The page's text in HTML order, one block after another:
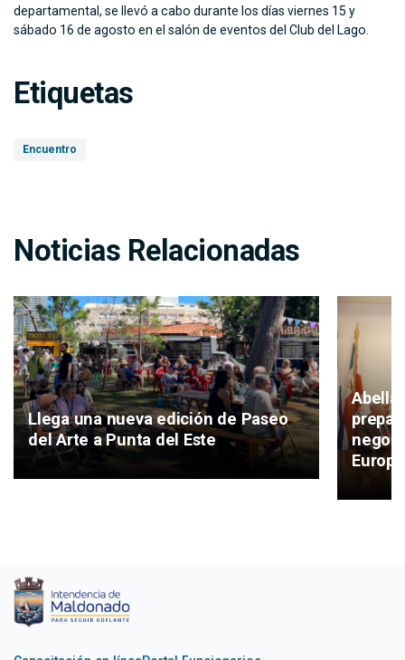
departamental, se llevó a cabo durante los días viernes 15 y
sábado 16 de agosto en el salón de eventos del Club del Lago.
Etiquetas
Encuentro
Noticias Relacionadas
Llega una nueva edición de Paseo
del Arte a Punta del Este
Abella